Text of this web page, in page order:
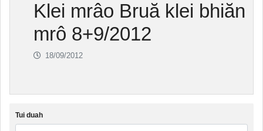
Klei mrâo Bruă klei bhiăn
mrô 8+9/2012
18/09/2012
Tui duah